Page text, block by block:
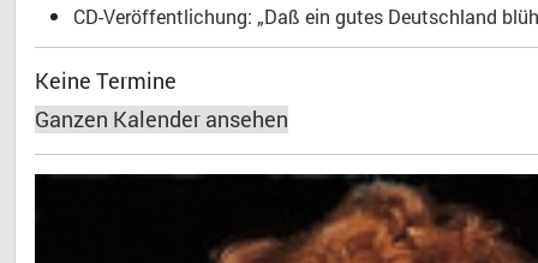
CD-Veröffentlichung: „Daß ein gutes Deutschland
Keine Termine
Ganzen Kalender ansehen